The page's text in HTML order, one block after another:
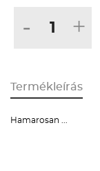
- +
Termékleírás
Hamarosan ...